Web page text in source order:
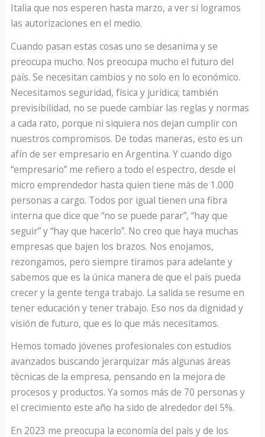
Italia que nos esperen hasta marzo, a ver si logramos
las autorizaciones en el medio.
Cuando pasan estas cosas uno se desanima y se
preocupa mucho. Nos preocupa mucho el futuro del
país. Se necesitan cambios y no solo en lo económico.
Necesitamos seguridad, física y jurídica; también
previsibilidad, no se puede cambiar las reglas y normas
a cada rato, porque ni siquiera nos dejan cumplir con
nuestros compromisos. De todas maneras, esto es un
afín de ser empresario en Argentina. Y cuando digo
“empresario” me refiero a todo el espectro, desde el
micro emprendedor hasta quien tiene más de 1.000
personas a cargo. Todos por igual tienen una fibra
interna que dice que “no se puede parar”, “hay que
seguir” y “hay que hacerlo”. No creo que haya muchas
empresas que bajen los brazos. Nos enojamos,
rezongamos, pero siempre tiramos para adelante y
sabemos que es la única manera de que el país pueda
crecer y la gente tenga trabajo. La salida se resume en
tener educación y tener trabajo. Eso nos da dignidad y
visión de futuro, que es lo que más necesitamos.
Hemos tomado jóvenes profesionales con estudios
avanzados buscando jerarquizar más algunas áreas
técnicas de la empresa, pensando en la mejora de
procesos y productos. Ya somos más de 70 personas y
el crecimiento este año ha sido de alrededor del 5%.
En 2023 me preocupa la economía del país y de los